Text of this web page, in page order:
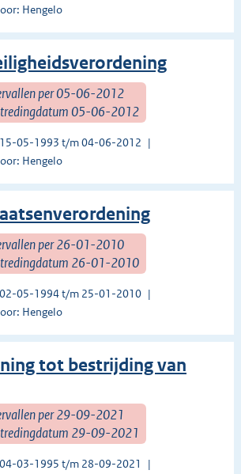
Hengelo
per 05-06-2012
05-06-2012
05-1993 t/m 04-06-2012
Hengelo
per 26-01-2010
26-01-2010
02-05-1994 t/m 25-01-2010
Hengelo
tot bestrijding van
per 29-09-2021
29-09-2021
03-1995 t/m 28-09-2021